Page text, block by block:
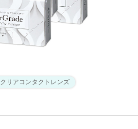
クリアコンタクトレンズ